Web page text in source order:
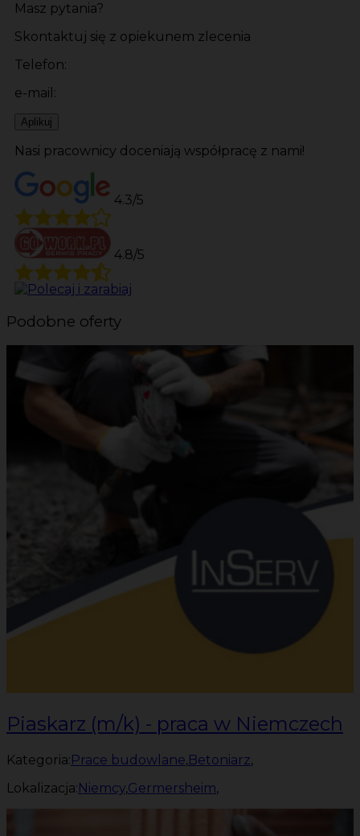
Masz pytania?
Skontaktuj się z opiekunem zlecenia
Telefon:
e-mail:
Aplikuj
Nasi pracownicy doceniają współpracę z nami!
4.3/5
4.8/5
Podobne oferty
Piaskarz (m/k) - praca w Niemczech
Kategoria: Prace budowlane,Betoniarz,
Lokalizacja: Niemcy,Germersheim,